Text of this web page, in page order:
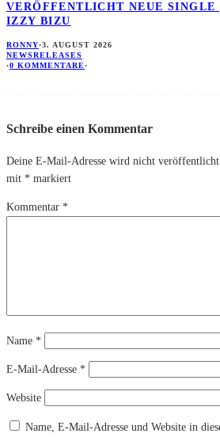
VERÖFFENTLICHT NEUE
IZZY BIZU
RONNY·3. AUGUST 2026
NEWSRELEASES
·0 KOMMENTARE·
Schreibe einen Kommentar
Deine E-Mail-Adresse wird nicht veröffentlicht.
mit * markiert
Kommentar *
Name *
E-Mail-Adresse *
Website
Name, E-Mail-Adresse und Website in